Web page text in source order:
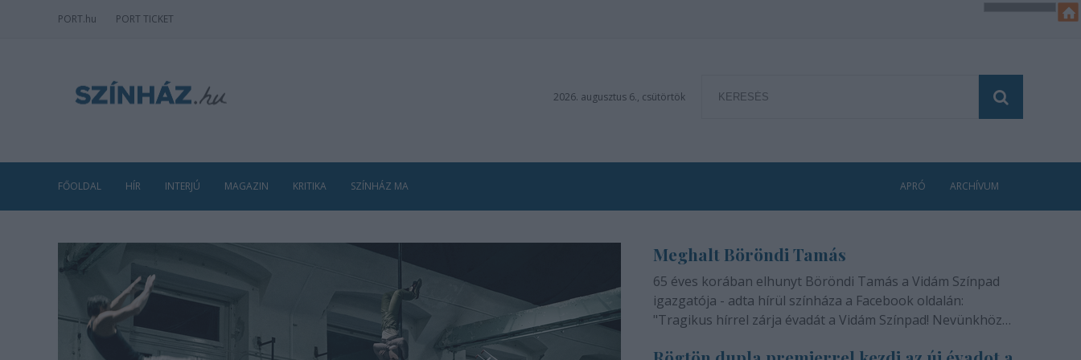
PORT.hu PORT TICKET
2026. augusztus 6., csütörtök
FŐOLDAL HÍR INTERJÚ MAGAZIN KRITIKA SZÍNHÁZ MA APRÓ ARCHÍVUM
Meghalt Böröndi Tamás
65 éves korában elhunyt Böröndi Tamás a Vidám Színpad
igazgatója - adta hírül színháza a Facebook oldalán:
"Tragikus hírrel zárja évadát a Vidám Színpad! Nevünkhöz